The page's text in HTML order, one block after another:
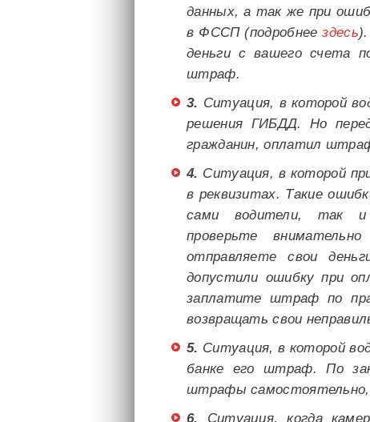
данных, а так же при
в ФССП (подробнеездесь
деньги с вашего счета
штраф.
3. Ситуация, в которой
решения ГИБДД. Но
гражданин, оплатил
4. Ситуация, в которой
в реквизитах. Такие
сами водители, так и
проверьте
отправляете свои
допустили ошибку при
заплатите штраф по
возвращать свои
5. Ситуация, в которой
банке его штраф. По
штрафы самостоятельно,
6. Ситуация, когда